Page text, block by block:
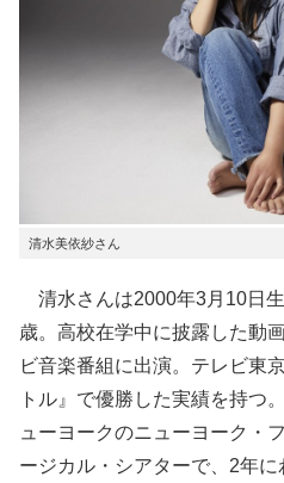
清水美依紗さん
清水さんは2000年3月10日
歳。高校在学中に披露した動
ビ音楽番組に出演。テレビ東
トル』で優勝した実績を持つ
ューヨークのニューヨーク・
ージカル・シアターで、2年